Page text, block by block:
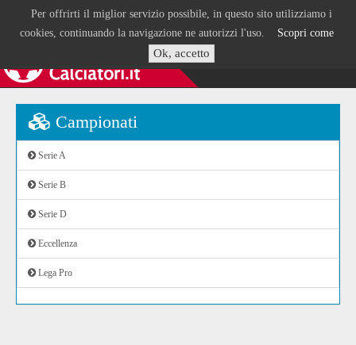
Per offrirti il miglior servizio possibile, in questo sito utilizziamo i
cookies, continuando la navigazione ne autorizzi l'uso. Scopri come
Ok, accetto
Campionati
Serie A
Serie B
Serie D
Eccellenza
Lega Pro